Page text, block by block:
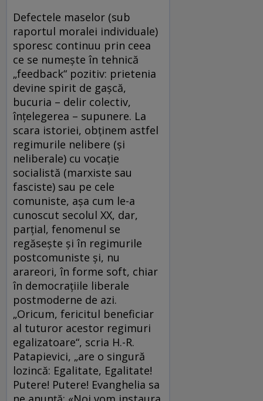
Defectele maselor (sub
raportul moralei individuale)
sporesc continuu prin ceea
ce se numeşte în tehnică
„feedback“ pozitiv: prietenia
devine spirit de gaşcă,
bucuria – delir colectiv,
înţelegerea – supunere. La
scara istoriei, obţinem astfel
regimurile nelibere (şi
neliberale) cu vocaţie
socialistă (marxiste sau
fasciste) sau pe cele
comuniste, aşa cum le-a
cunoscut secolul XX, dar,
parţial, fenomenul se
regăseşte şi în regimurile
postcomuniste şi, nu
arareori, în forme soft, chiar
în democraţiile liberale
postmoderne de azi.
„Oricum, fericitul beneficiar
al tuturor acestor regimuri
egalizatoare“, scria H.-R.
Patapievici, „are o singură
lozincă: Egalitate, Egalitate!
Putere! Putere! Evanghelia sa